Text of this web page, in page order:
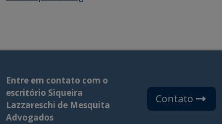
Entre em contato com o
escritório Siqueira
Lazzareschi de Mesquita
Advogados
Contato